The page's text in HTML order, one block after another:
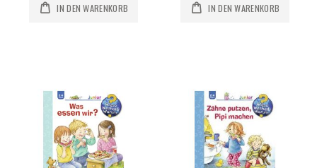
IN DEN WARENKORB IN DEN WARENKORB